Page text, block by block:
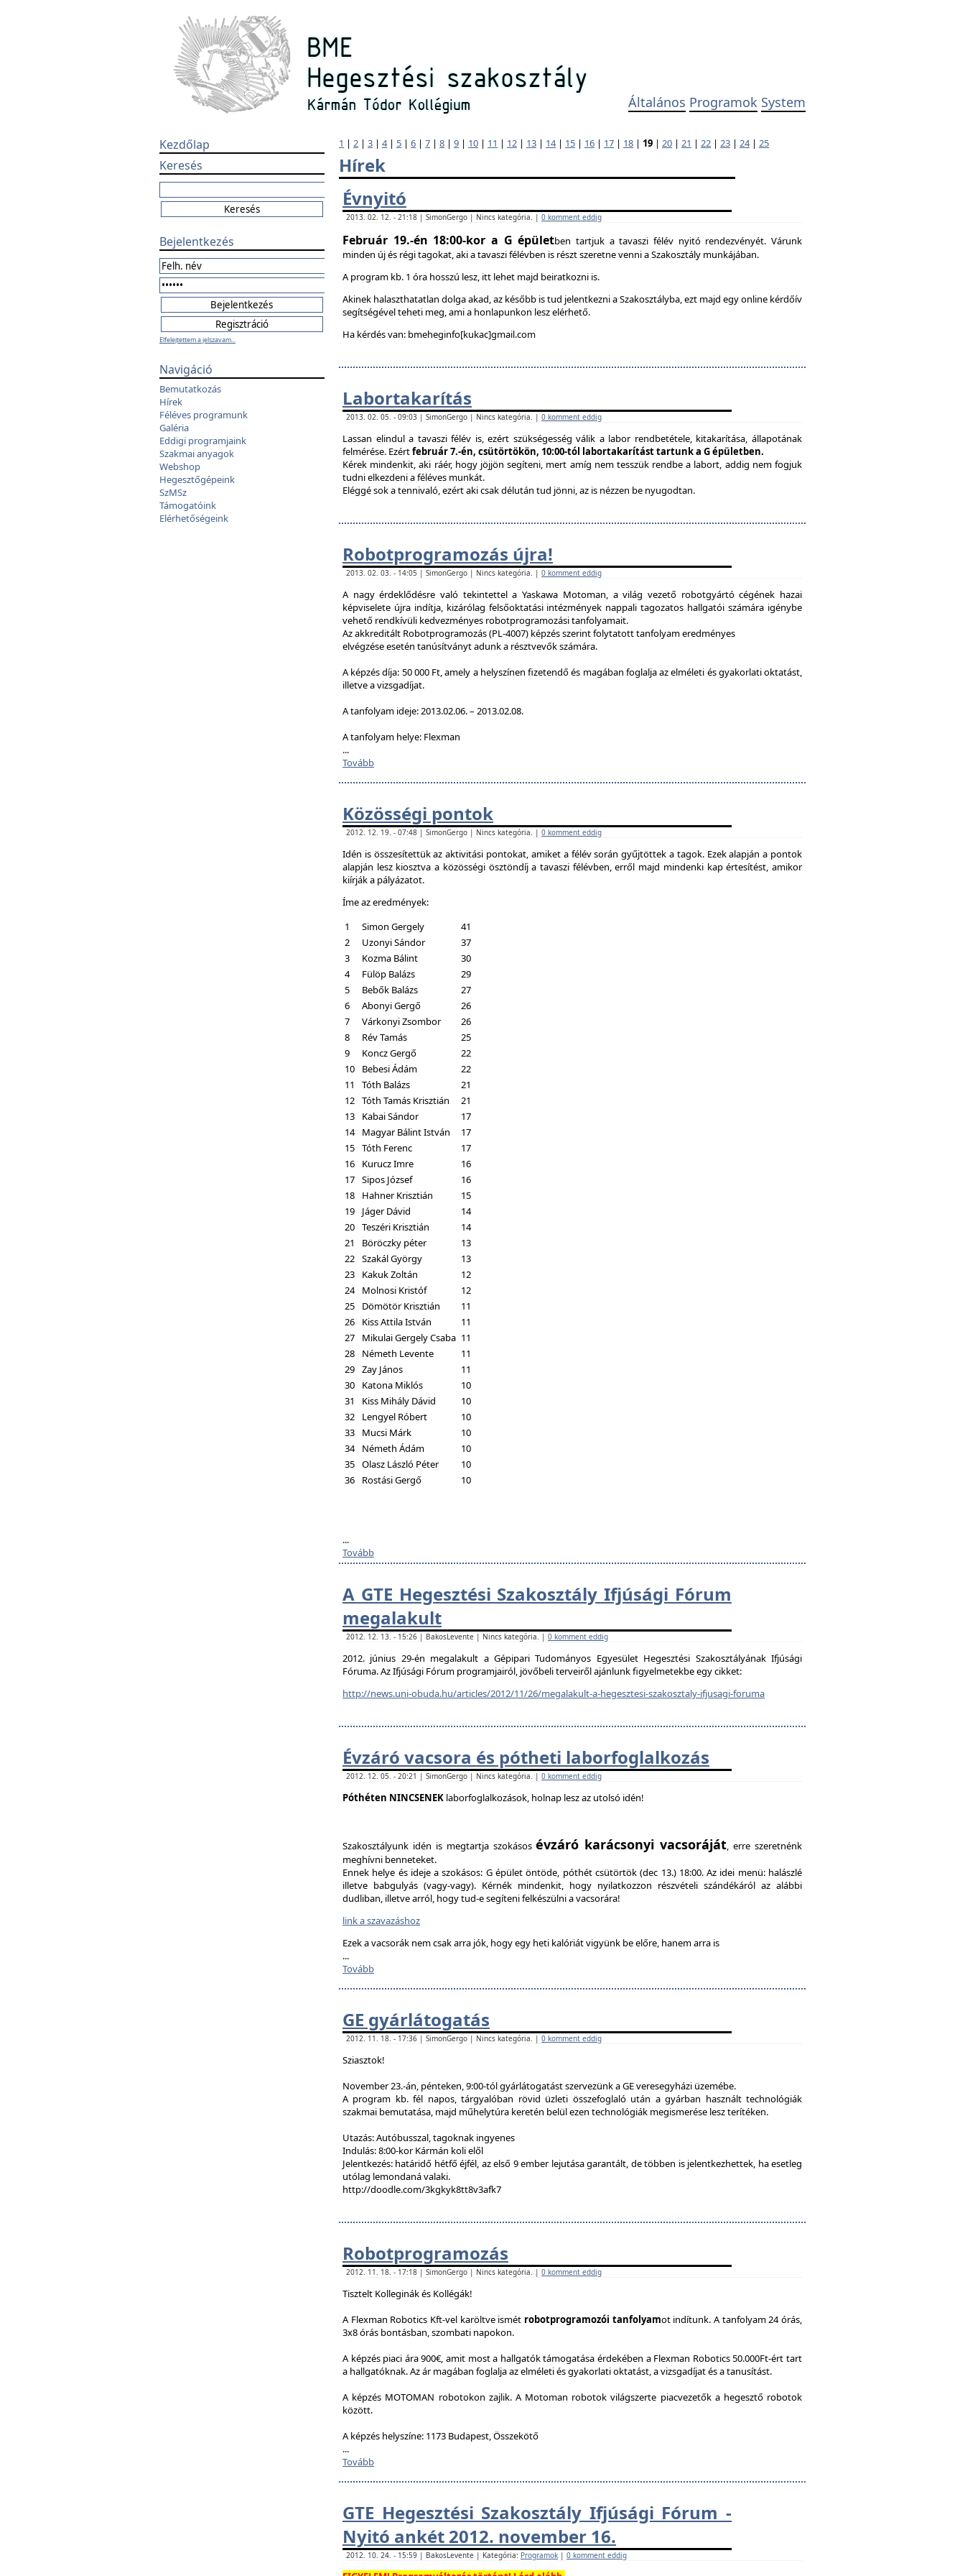
Általános Programok System
Kezdőlap
Keresés
Bejelentkezés
Elfelejtettem a jelszavam...
Navigáció
Bemutatkozás
Hírek
Féléves programunk
Galéria
Eddigi programjaink
Szakmai anyagok
Webshop
Hegesztőgépeink
SzMSz
Támogatóink
Elérhetőségeink
1 | 2 | 3 | 4| 5 | 6 | 7 | 8 | 9 | 10 | 11 | 12 | 13 | 14| 15 | 16 | 17 | 18 | 19 | 20 | 21 | 22 | 23 | 24| 25
Hírek
Évnyitó
2013. 02. 12. - 21:18 | SimonGergo | Nincs kategória. | 0 komment eddig
Február 19.-én 18:00-kor a G épületben tartjuk a tavaszi félév nyitó rendezvényét. Várunk
minden új és régi tagokat, aki a tavaszi félévben is részt szeretne venni a Szakosztály munkájában.
A program kb. 1 óra hosszú lesz, itt lehet majd beiratkozni is.
Akinek halaszthatatlan dolga akad, az később is tud jelentkezni a Szakosztályba, ezt majd egy online kérdőív
segítségével teheti meg, ami a honlapunkon lesz elérhető.
Ha kérdés van: bmeheginfo[kukac]gmail.com
Labortakarítás
2013. 02. 05. - 09:03 | SimonGergo | Nincs kategória. | 0 komment eddig
Lassan elindul a tavaszi félév is, ezért szükségesség válik a labor rendbetétele, kitakarítása, állapotának
felmérése. Ezértfebruár 7.-én, csütörtökön, 10:00-tól labortakarítást tartunk a G épületben.
Kérek mindenkit, aki ráér, hogy jöjjön segíteni, mert amíg nem tesszük rendbe a labort, addig nem fogjuk
tudni elkezdeni a féléves munkát.
Eléggé sok a tennivaló, ezért aki csak délután tud jönni, az is nézzen be nyugodtan.
Robotprogramozás újra!
2013. 02. 03. - 14:05 | SimonGergo | Nincs kategória. | 0 komment eddig
A nagy érdeklődésre való tekintettel a Yaskawa Motoman, a világ vezető robotgyártó cégének hazai
képviselete újra indítja, kizárólag felsőoktatási intézmények nappali tagozatos hallgatói számára igénybe
vehető rendkívüli kedvezményes robotprogramozási tanfolyamait.
Az akkreditált Robotprogramozás (PL-4007) képzés szerint folytatott tanfolyam eredményes
elvégzése esetén tanúsítványt adunk a résztvevők számára.
A képzés díja: 50 000 Ft, amely a helyszínen fizetendő és magában foglalja az elméleti és gyakorlati oktatást,
illetve a vizsgadíjat.
A tanfolyam ideje: 2013.02.06. – 2013.02.08.
A tanfolyam helye: Flexman
...
Tovább
Közösségi pontok
2012. 12. 19. - 07:48 | SimonGergo | Nincs kategória. | 0 komment eddig
Idén is összesítettük az aktivitási pontokat, amiket a félév során gyűjtöttek a tagok. Ezek alapján a pontok
alapján lesz kiosztva a közösségi ösztöndíj a tavaszi félévben, erről majd mindenki kap értesítést, amikor
kiírják a pályázatot.
Íme az eredmények:
1
Simon Gergely
41
2
Uzonyi Sándor
37
3
Kozma Bálint
30
4
Fülöp Balázs
29
5
Bebők Balázs
27
6
Abonyi Gergő
26
7
Várkonyi Zsombor
26
8
Rév Tamás
25
9
Koncz Gergő
22
10
Bebesi Ádám
22
11
Tóth Balázs
21
12 Tóth Tamás Krisztián
21
13
Kabai Sándor
17
14 Magyar Bálint István
17
15 Tóth Ferenc
17
16
Kurucz Imre
16
17 Sipos József
16
18
Hahner Krisztián
15
19
Jáger Dávid
14
20 Teszéri Krisztián
14
21
Böröczky péter
13
22 Szakál György
13
23
Kakuk Zoltán
12
24
Molnosi Kristóf
12
25
Dömötör Krisztián
11
26
Kiss Attila István
11
27
Mikulai Gergely Csaba 11
28
Németh Levente
11
29 Zay János
11
30
Katona Miklós
10
31
Kiss Mihály Dávid
10
32
Lengyel Róbert
10
33
Mucsi Márk
10
34
Németh Ádám
10
35 Olasz László Péter
10
36
Rostási Gergő 10
...
Tovább
A GTE Hegesztési Szakosztály Ifjúsági Fórum
megalakult
2012. 12. 13. - 15:26 | BakosLevente | Nincs kategória. | 0 komment eddig
2012. június 29-én megalakult a Gépipari Tudományos Egyesület Hegesztési Szakosztályának Ifjúsági
Fóruma. Az Ifjúsági Fórum programjairól, jövőbeli terveiről ajánlunk figyelmetekbe egy cikket:
http://news.uni-obuda.hu/articles/2012/11/26/megalakult-a-hegesztesi-szakosztaly-ifjusagi-foruma
Évzáró vacsora és pótheti laborfoglalkozás
2012. 12. 05. - 20:21 | SimonGergo | Nincs kategória. | 0 komment eddig
Póthéten NINCSENEK laborfoglalkozások, holnap lesz az utolsó idén!
Szakosztályunk idén is megtartja szokásosévzáró karácsonyi vacsoráját, erre szeretnénk
meghívni benneteket.
Ennek helye és ideje a szokásos: G épület öntöde, póthét csütörtök (dec 13.) 18:00. Az idei menü: halászlé
illetve babgulyás (vagy-vagy). Kérnék mindenkit, hogy nyilatkozzon részvételi szándékáról az alábbi
dudliban, illetve arról, hogy tud-e segíteni felkészülni a vacsorára!
link a szavazáshoz
Ezek a vacsorák nem csak arra jók, hogy egy heti kalóriát vigyünk be előre, hanem arra is
...
Tovább
GE gyárlátogatás
2012. 11. 18. - 17:36 | SimonGergo | Nincs kategória. | 0 komment eddig
Sziasztok!
November 23.-án, pénteken, 9:00-tól gyárlátogatást szervezünk a GE veresegyházi üzemébe.
A program kb. fél napos, tárgyalóban rövid üzleti összefoglaló után a gyárban használt technológiák
szakmai bemutatása, majd műhelytúra keretén belül ezen technológiák megismerése lesz terítéken.
Utazás: Autóbusszal, tagoknak ingyenes
Indulás: 8:00-kor Kármán koli elől
Jelentkezés: határidő hétfő éjfél, az első 9 ember lejutása garantált, de többen is jelentkezhettek, ha esetleg
utólag lemondaná valaki.
http://doodle.com/3kgkyk8tt8v3afk7
Robotprogramozás
2012. 11. 18. - 17:18 | SimonGergo | Nincs kategória. | 0 komment eddig
Tisztelt Kolleginák és Kollégák!
A Flexman Robotics Kft-vel karöltve ismét robotprogramozói tanfolyamot indítunk. A tanfolyam 24 órás,
3x8 órás bontásban, szombati napokon.
A képzés piaci ára 900€, amit most a hallgatók támogatása érdekében a Flexman Robotics 50.000Ft-ért tart
a hallgatóknak. Az ár magában foglalja az elméleti és gyakorlati oktatást, a vizsgadíjat és a tanusítást.
A képzés MOTOMAN robotokon zajlik. A Motoman robotok világszerte piacvezetők a hegesztő robotok
között.
A képzés helyszíne: 1173 Budapest, Összekötő
...
Tovább
GTE Hegesztési Szakosztály Ifjúsági Fórum -
Nyitó ankét 2012. november 16.
2012. 10. 24. - 15:59 | BakosLevente | Kategória: Programok | 0 komment eddig